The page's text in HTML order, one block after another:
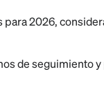
2026,
de seguimiento